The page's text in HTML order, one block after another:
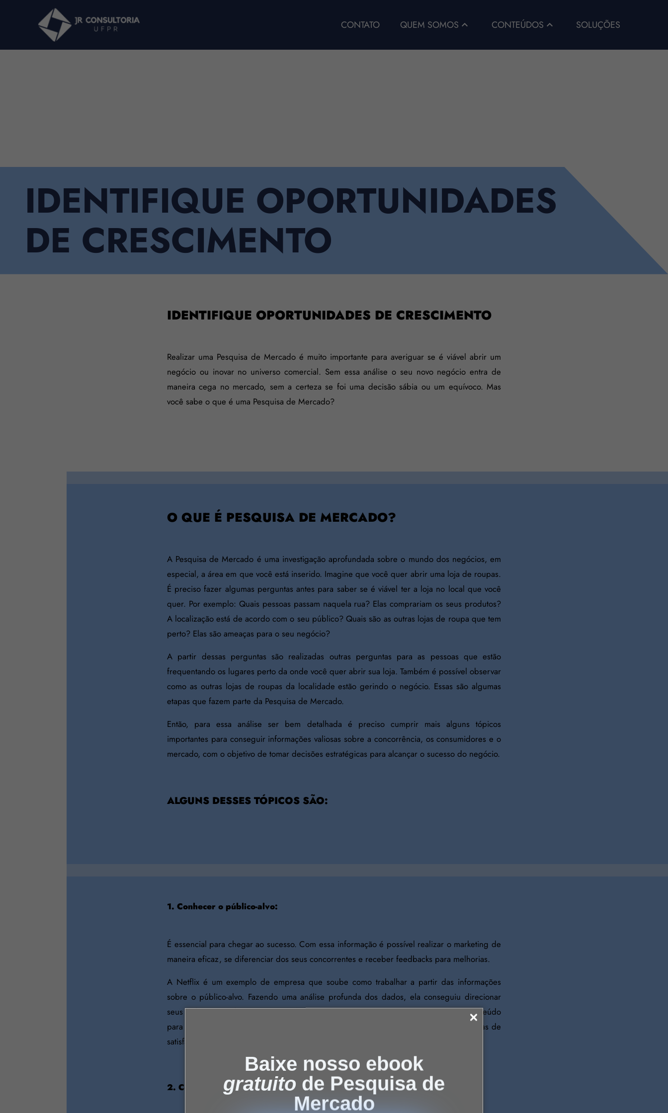
Baixe nosso ebook
gratuito de Pesquisa de
Mercado
CONTATO QUEM SOMOS CONTEÚDOS SOLUÇÕES
IDENTIFIQUE OPORTUNIDADES
DE CRESCIMENTO
IDENTIFIQUE OPORTUNIDADES DE CRESCIMENTO
Realizar uma Pesquisa de Mercado é muito importante para averiguar se é viável abrir um
negócio ou inovar no universo comercial. Sem essa análise o seu novo negócio entra de
maneira cega no mercado, sem a certeza se foi uma decisão sábia ou um equívoco. Mas
você sabe o que é uma Pesquisa de Mercado?
O QUE É PESQUISA DE MERCADO?
A Pesquisa de Mercado é uma investigação aprofundada sobre o mundo dos negócios, em
especial, a área em que você está inserido. Imagine que você quer abrir uma loja de roupas.
É preciso fazer algumas perguntas antes para saber se é viável ter a loja no local que você
quer. Por exemplo: Quais pessoas passam naquela rua? Elas comprariam os seus produtos?
A localização está de acordo com o seu público? Quais são as outras lojas de roupa que tem
perto? Elas são ameaças para o seu negócio?
A partir dessas perguntas são realizadas outras perguntas para as pessoas que estão
frequentando os lugares perto da onde você quer abrir sua loja. Também é possível observar
como as outras lojas de roupas da localidade estão gerindo o negócio. Essas são algumas
etapas que fazem parte da Pesquisa de Mercado.
Então, para essa análise ser bem detalhada é preciso cumprir mais alguns tópicos
importantes para conseguir informações valiosas sobre a concorrência, os consumidores e o
mercado, com o objetivo de tomar decisões estratégicas para alcançar o sucesso do negócio.
ALGUNS DESSES TÓPICOS SÃO:
1. Conhecer o público-alvo:
É essencial para chegar ao sucesso. Com essa informação é possível realizar o marketing de
maneira eficaz, se diferenciar dos seus concorrentes e receber feedbacks para melhorias.
A Netflix é um exemplo de empresa que soube como trabalhar a partir das informações
sobre o público-alvo. Fazendo uma análise profunda dos dados, ela conseguiu direcionar
seus esforços em fazer um conteúdo original da marca e uma personalização de conteúdo
para cada usuário. Além de sempre manter contato com o público a partir de pesquisas de
satisfação e análise de feedback.
2. Compreender o mercado: